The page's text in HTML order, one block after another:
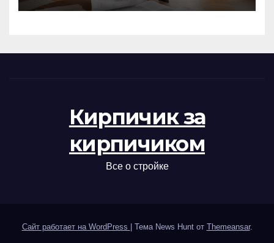
Кирпичик за
кирпичиком
Все о стройке
Сайт работает на WordPress Тема News Hunt от Themeansar.